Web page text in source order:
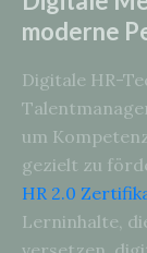
moderne
Digitale HR-
um
gezielt zu
HR 2.0
Lerninhalte,